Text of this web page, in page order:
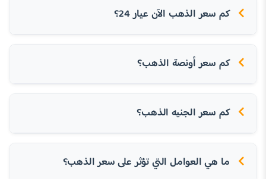
كم سعر الذهب الآن عيار 24؟
كم سعر أونصة الذهب؟
كم سعر الجنيه الذهب؟
ما هي العوامل التي تؤثر على سعر الذهب؟